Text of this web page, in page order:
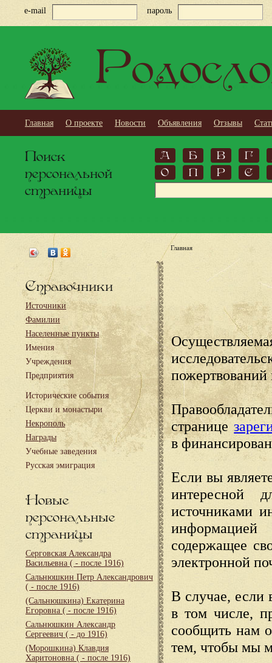
e-mail пароль
Главная О проекте Новости Объявления Отзывы
Поиск
персональной
страницы
А Б В
Г
О
П Р С
Справочники
Источники
Фамилии
Населенные пункты
Имения
Учреждения
Предприятия
Исторические события
Церкви и монастыри
Некрополь
Награды
Учебные заведения
Русская эмиграция
Новые
персональные
страницы
Серговская Александра
Васильевна ( - после 1916)
Сальнюшкин Петр Александрович
( - после 1916)
(Сальнюшкина) Екатерина
Егоровна ( - после 1916)
Сальнюшкин Александр
Сергеевич ( - до 1916)
(Морошкина) Клавдия
Харитоновна ( - после 1916)
Главная
пожертвований
странице
в
Если вы
интересной
источниками
содержащее
электронной
В случае, если
в том числе,
сообщить нам
тем, чтобы мы